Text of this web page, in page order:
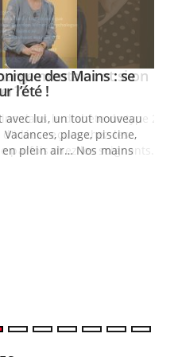
des Mains : se
l’été !Youtube
avec lui, un tout nouveau
plage, piscine,
plein air… Nos mains